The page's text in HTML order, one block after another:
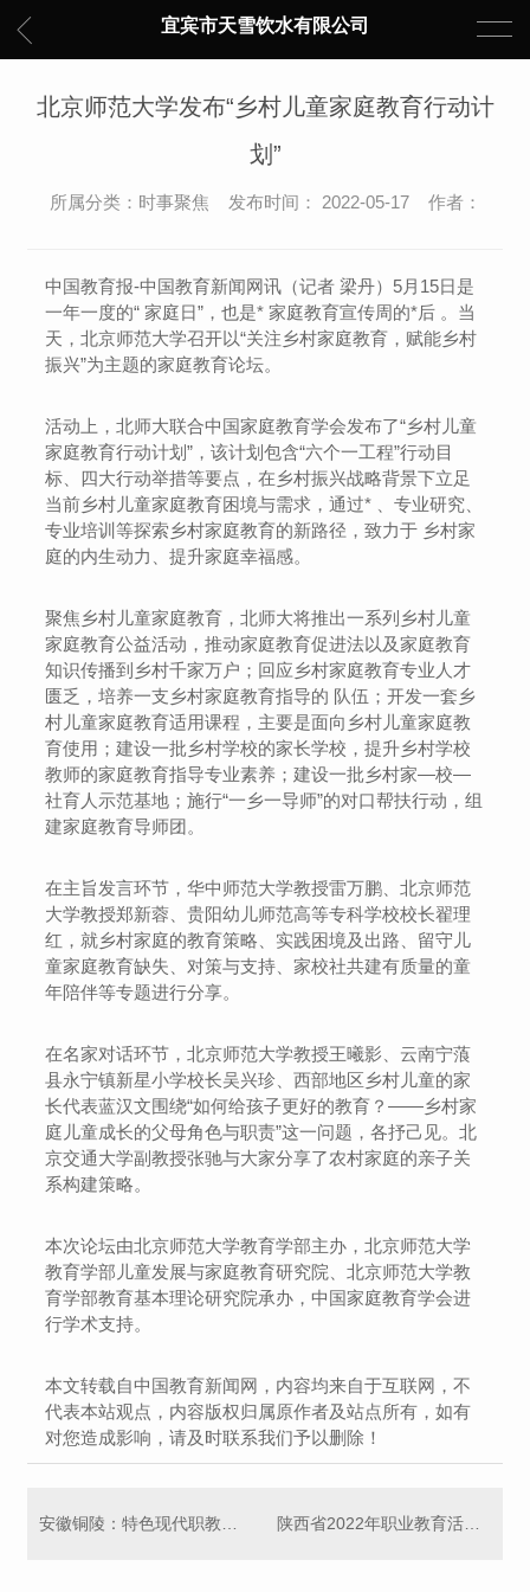
宜宾市天雪饮水有限公司
北京师范大学发布“乡村儿童家庭教育行动计
划”
所属分类：时事聚焦 发布时间： 2022-05-17 作者：
中国教育报-中国教育新闻网讯（记者 梁丹）5月15日是
一年一度的“ 家庭日”，也是* 家庭教育宣传周的*后 。当
天，北京师范大学召开以“关注乡村家庭教育，赋能乡村
振兴”为主题的家庭教育论坛。
活动上，北师大联合中国家庭教育学会发布了“乡村儿童
家庭教育行动计划”，该计划包含“六个一工程”行动目
标、四大行动举措等要点，在乡村振兴战略背景下立足
当前乡村儿童家庭教育困境与需求，通过* 、专业研究、
专业培训等探索乡村家庭教育的新路径，致力于 乡村家
庭的内生动力、提升家庭幸福感。
聚焦乡村儿童家庭教育，北师大将推出一系列乡村儿童
家庭教育公益活动，推动家庭教育促进法以及家庭教育
知识传播到乡村千家万户；回应乡村家庭教育专业人才
匮乏，培养一支乡村家庭教育指导的 队伍；开发一套乡
村儿童家庭教育适用课程，主要是面向乡村儿童家庭教
育使用；建设一批乡村学校的家长学校，提升乡村学校
教师的家庭教育指导专业素养；建设一批乡村家—校—
社育人示范基地；施行“一乡一导师”的对口帮扶行动，组
建家庭教育导师团。
在主旨发言环节，华中师范大学教授雷万鹏、北京师范
大学教授郑新蓉、贵阳幼儿师范高等专科学校校长翟理
红，就乡村家庭的教育策略、实践困境及出路、留守儿
童家庭教育缺失、对策与支持、家校社共建有质量的童
年陪伴等专题进行分享。
在名家对话环节，北京师范大学教授王曦影、云南宁蒗
县永宁镇新星小学校长吴兴珍、西部地区乡村儿童的家
长代表蓝汉文围绕“如何给孩子更好的教育？——乡村家
庭儿童成长的父母角色与职责”这一问题，各抒己见。北
京交通大学副教授张驰与大家分享了农村家庭的亲子关
系构建策略。
本次论坛由北京师范大学教育学部主办，北京师范大学
教育学部儿童发展与家庭教育研究院、北京师范大学教
育学部教育基本理论研究院承办，中国家庭教育学会进
行学术支持。
本文转载自中国教育新闻网，内容均来自于互联网，不
代表本站观点，内容版权归属原作者及站点所有，如有
对您造成影响，请及时联系我们予以删除！